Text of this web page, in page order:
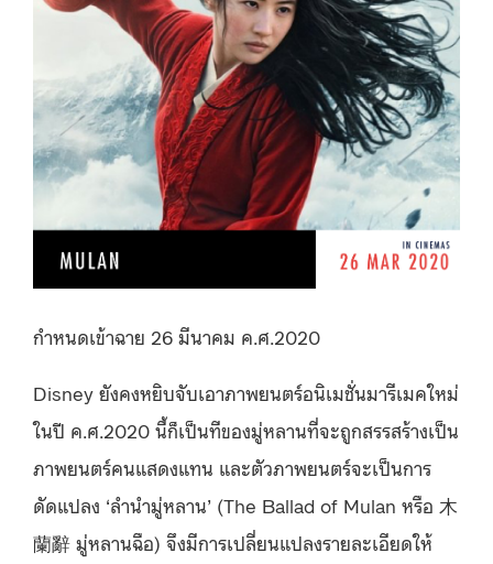
กำหนดเข้าฉาย 26 มีนาคม ค.ศ.2020
Disney ยังคงหยิบจับเอาภาพยนตร์อนิเมชั่นมารีเมคใหม่
ในปี ค.ศ.2020 นี้ก็เป็นทีของมู่หลานที่จะถูกสรรสร้างเป็น
ภาพยนตร์คนแสดงแทน และตัวภาพยนตร์จะเป็นการ
ดัดแปลง ‘ลำนำมู่หลาน’ (The Ballad of Mulan หรือ 木
蘭辭 มู่หลานฉือ) จึงมีการเปลี่ยนแปลงรายละเอียดให้